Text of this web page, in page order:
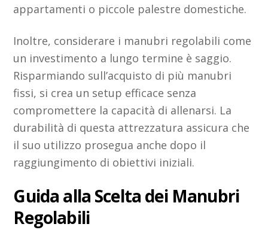
appartamenti o piccole palestre domestiche.
Inoltre, considerare i manubri regolabili come
un investimento a lungo termine è saggio.
Risparmiando sull’acquisto di più manubri
fissi, si crea un setup efficace senza
compromettere la capacità di allenarsi. La
durabilità di questa attrezzatura assicura che
il suo utilizzo prosegua anche dopo il
raggiungimento di obiettivi iniziali.
Guida alla Scelta dei Manubri
Regolabili